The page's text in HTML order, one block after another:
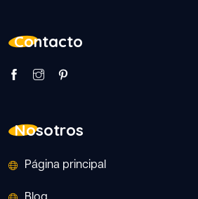
Contacto
Nosotros
Página principal